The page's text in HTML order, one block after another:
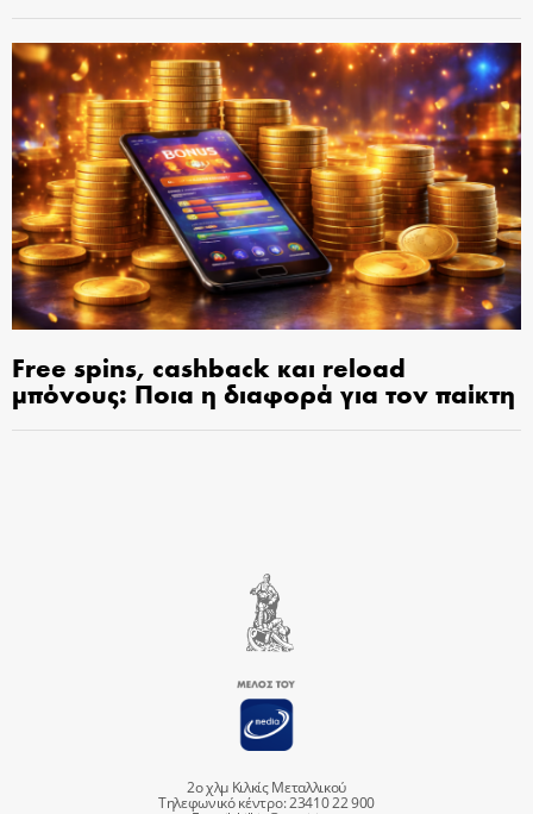
Free spins, cashback και reload
μπόνους: Ποια η διαφορά για τον παίκτη
2ο χλμ Κιλκίς Μεταλλικού
Τηλεφωνικό κέντρο: 23410 22 900